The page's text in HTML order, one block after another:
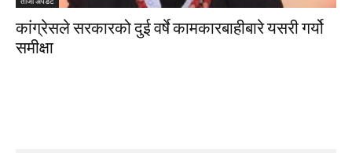
कांग्रेसले सरकारको दुई वर्षे कामकारबाहीबारे यसरी गर्यो
समीक्षा